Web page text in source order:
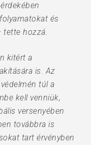
és
tette hozzá.
kitért a
is. Az
túl a
kell venniük,
versenyében
továbbra is
tart érvényben